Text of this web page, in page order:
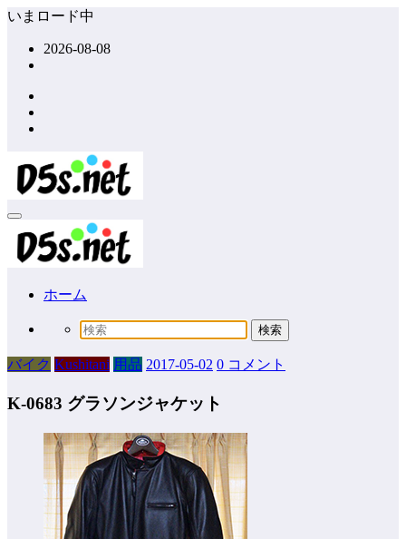
コ
ッ
プ
いまロード中
2026-08-08
ホーム
バイク Kushitani 用品 2017-05-02 0 コメント
K-0683 グラソンジャケット